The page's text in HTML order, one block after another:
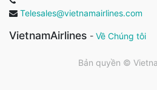
Telesales@vietnamairlines.com
VietnamAirlines - Về Chúng tôi
Bản quyền ©